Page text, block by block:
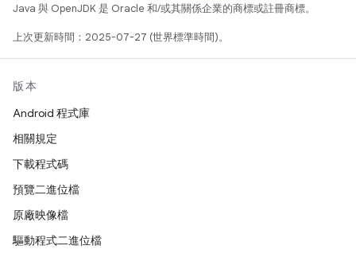
Java 與 OpenJDK 是 Oracle 和/或其關係企業的商標或註冊商標。
上次更新時間：2025-07-27 (世界標準時間)。
版本
Android 程式庫
相關規定
下載程式碼
預覽二進位檔
原廠映像檔
驅動程式二進位檔